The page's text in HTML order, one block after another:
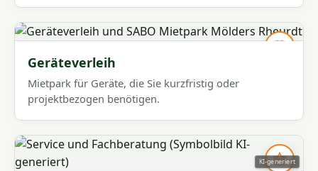
Geräteverleih
Mietpark für Geräte, die Sie kurzfristig oder
projektbezogen benötigen.
KI-generiert